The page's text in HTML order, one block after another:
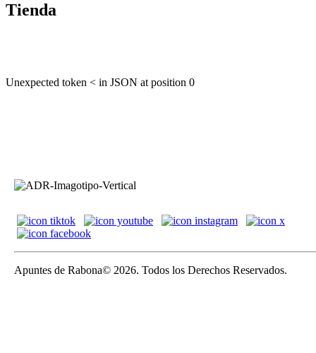
Tienda
Unexpected token < in JSON at position 0
Apuntes de Rabona© 2026. Todos los Derechos Reservados.